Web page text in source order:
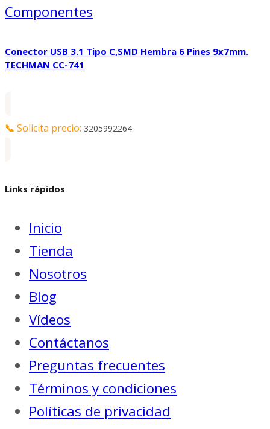
Componentes
Conector USB 3.1 Tipo C,SMD Hembra 6 Pines 9x7mm.
TECHMAN CC-741
📞 Solicita precio: 3205992264
Links rápidos
Inicio
Tienda
Nosotros
Blog
Vídeos
Contáctanos
Preguntas frecuentes
Términos y condiciones
Políticas de privacidad